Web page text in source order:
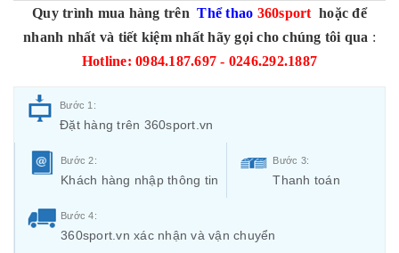
Quy trình mua hàng trên Thể thao 360sport hoặc để
nhanh nhất và tiết kiệm nhất hãy gọi cho chúng tôi qua :
Hotline: 0984.187.697 - 0246.292.1887
Bước 1:
Đặt hàng trên 360sport.vn
Bước 2:
Khách hàng nhập thông tin
Bước 3:
Thanh toán
Bước 4:
360sport.vn xác nhận và vận chuyển